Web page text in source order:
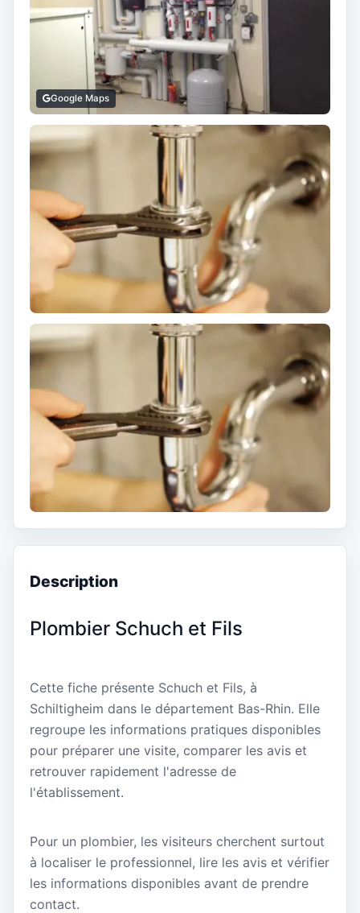
Google Maps
Description
Plombier Schuch et Fils
Cette fiche présente Schuch et Fils, à
Schiltigheim dans le département Bas-Rhin. Elle
regroupe les informations pratiques disponibles
pour préparer une visite, comparer les avis et
retrouver rapidement l'adresse de
l'établissement.
Pour un plombier, les visiteurs cherchent surtout
à localiser le professionnel, lire les avis et vérifier
les informations disponibles avant de prendre
contact.